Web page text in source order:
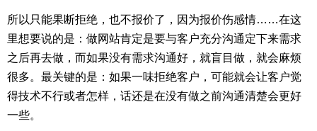
所以只能果断拒绝，也不报价了，因为报价伤感情……在这
里想要说的是：做网站肯定是要与客户充分沟通定下来需求
之后再去做，而如果没有需求沟通好，就盲目做，就会麻烦
很多。最关键的是：如果一味拒绝客户，可能就会让客户觉
得技术不行或者怎样，话还是在没有做之前沟通清楚会更好
一些。